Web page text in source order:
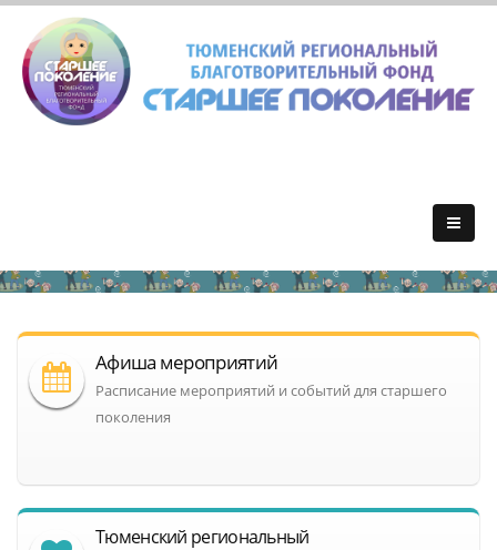
Афиша мероприятий
Расписание мероприятий и событий для старшего
поколения
Тюменский региональный